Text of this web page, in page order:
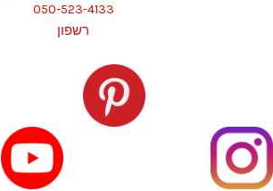
050-523-4133
רשפון